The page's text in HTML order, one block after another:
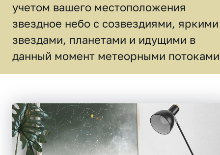
учетом вашего местоположения
звездное небо c созвездиями, яркими
звездами, планетами и идущими в
данный момент метеорными